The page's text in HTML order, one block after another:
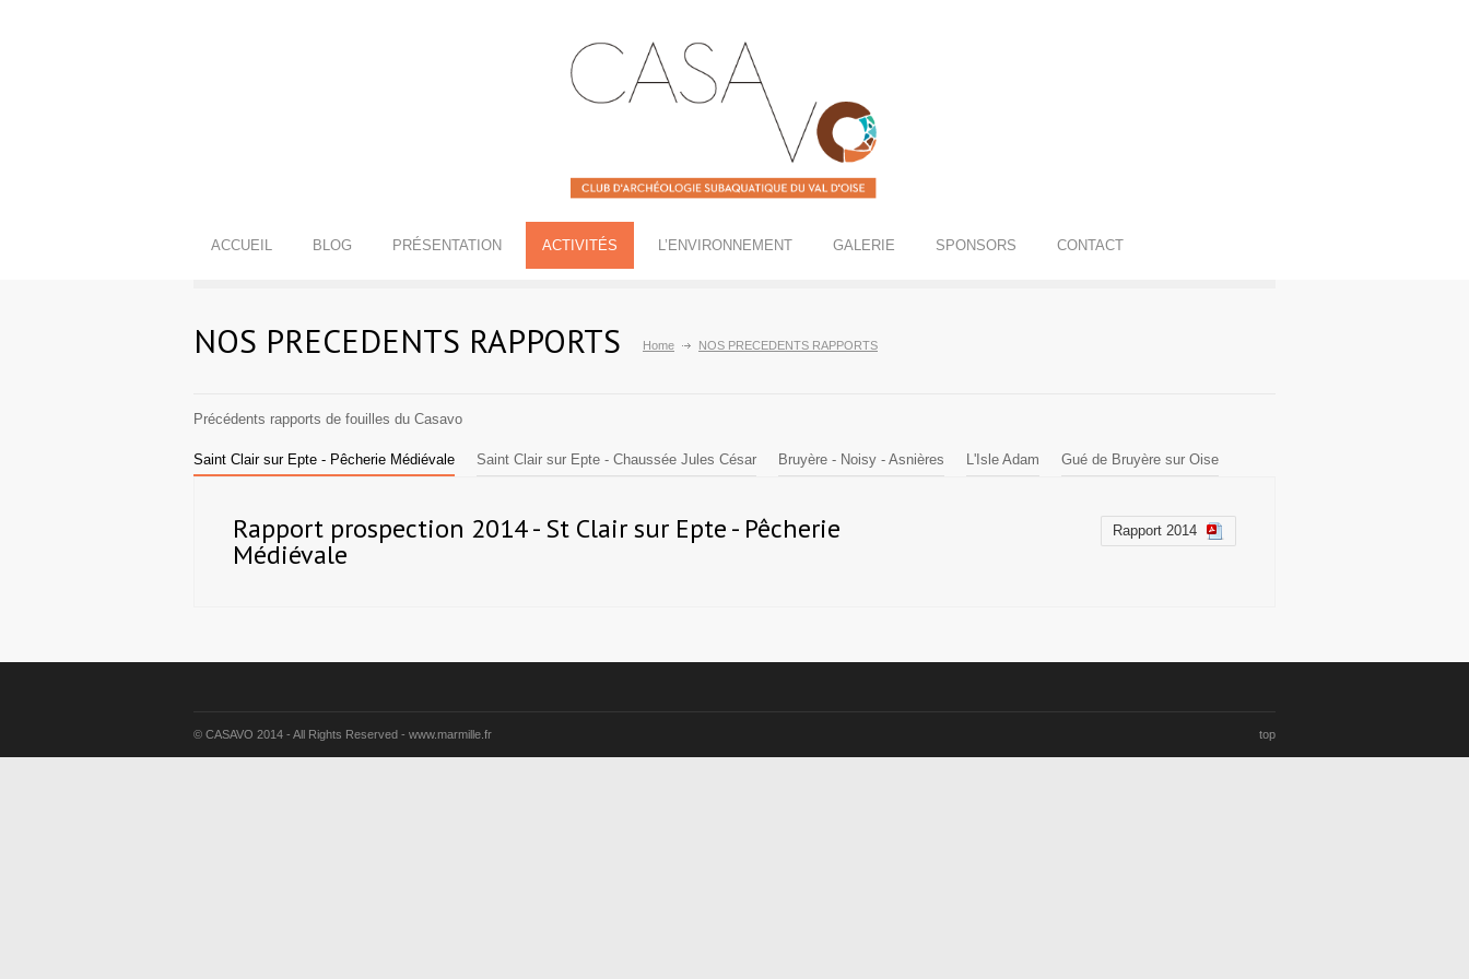
ACCUEIL BLOG PRÉSENTATION ACTIVITÉS L’ENVIRONNEMENT GALERIE SPONSORS CONTACT
NOS PRECEDENTS RAPPORTS Home NOS PRECEDENTS RAPPORTS
Précédents rapports de fouilles du Casavo
Saint Clair sur Epte - Pêcherie Médiévale Saint Clair sur Epte - Chaussée Jules César Bruyère - Noisy - Asnières L'Isle Adam Gué de Bruyère sur Oise
Rapport 2014
Rapport prospection 2014 - St Clair sur Epte - Pêcherie
Médiévale
© CASAVO 2014 - All Rights Reserved - www.marmille.fr top